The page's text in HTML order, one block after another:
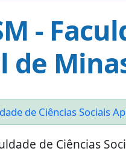
-
de
de Ciências Sociais
de Ciências